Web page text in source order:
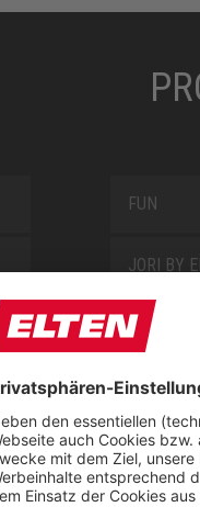
FUN
JORI BY
KIDS BY
L10
LOWA